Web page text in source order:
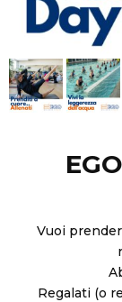
Vuoi
Regalati (o